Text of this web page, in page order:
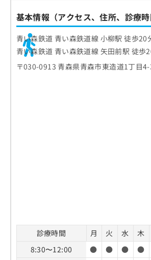
基本情報（アクセス、住所、診療時
青い森鉄道 青い森鉄道線 小柳駅 徒歩20
青い森鉄道 青い森鉄道線 矢田前駅 徒歩
〒030-0913 青森県青森市東造道1丁目
診療時間 月 火 水 木
8:30〜12:00
● ● ● ●